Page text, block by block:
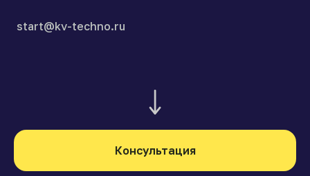
start@kv-techno.ru
Консультация